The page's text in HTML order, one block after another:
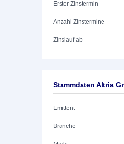
Erster Zinstermin
Anzahl Zinstermine
Zinslauf ab
Stammdaten Altria
Emittent
Branche